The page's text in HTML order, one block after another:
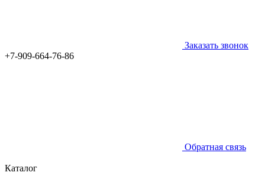
Заказать звонок
+7-909-664-76-86
Обратная связь
Каталог